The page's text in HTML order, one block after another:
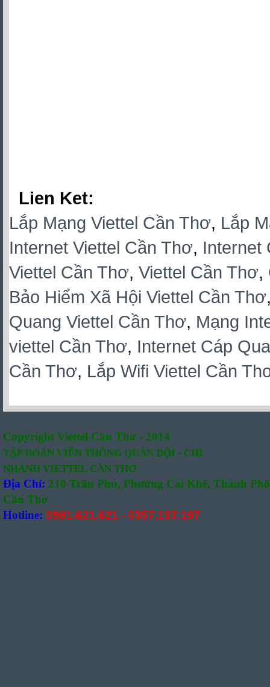
Lien Ket:
Lắp Mạng Viettel Cần Thơ, Lắp
Internet Viettel Cần Thơ, Internet
Viettel Cần Thơ, Viettel Cần Thơ,
Bảo Hiểm Xã Hội Viettel Cần Thơ
Quang Viettel Cần Thơ, Mạng
viettel Cần Thơ, Internet Cáp
Cần Thơ, Lắp Wifi Viettel Cần
Copyright Viettel Cần Thơ - 2014
TẬP ĐOÀN VIỄN THÔNG QUÂN ĐỘI - CHI
NHÁNH VIETTEL CẦN THƠ
Địa Chỉ: 210 Trần Phú, Phường Cái Khế, Thành Phố
Cần Thơ
Hotline: 0981.621.621 - 0357.197.197